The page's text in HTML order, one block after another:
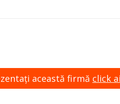
această firmă click